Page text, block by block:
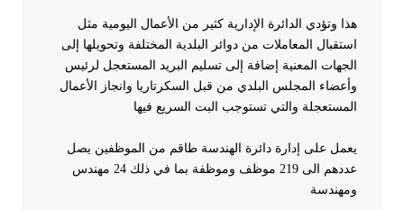
هذا وتؤدي الدائرة الإدارية كثير من الأعمال اليومية مثل
استقبال المعاملات من دوائر البلدية المختلفة وتحويلها إلى
الجهات المعنية إضافة إلى تسليم البريد المستعجل لرئيس
وأعضاء المجلس البلدي من قبل السكرتاريا وانجاز الأعمال
المستعجلة والتي تستوجب البت السريع فيها
يعمل على إدارة دائرة الهندسة طاقم من الموظفين يصل
عددهم الى 219 موظف وموظفة بما في ذلك 24 مهندس
ومهندسة